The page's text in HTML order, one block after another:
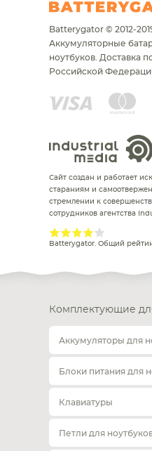
Batterygator © 2012-
Аккумуляторные
ноутбуков. Доставка
Российской
Сайт создан и работает
стараниям и
стремлении к
сотрудников агентства
Batterygator. Общий
Комплектующие
Аккумуляторы для
Блоки питания для
Клавиатуры
Петли для